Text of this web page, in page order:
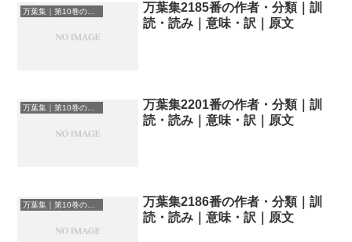
万葉集｜第10巻の和歌一覧
万葉集2185番の作者・分類｜訓
読・読み｜意味・訳｜原文
万葉集｜第10巻の和歌一覧
万葉集2201番の作者・分類｜訓
読・読み｜意味・訳｜原文
万葉集｜第10巻の和歌一覧
万葉集2186番の作者・分類｜訓
読・読み｜意味・訳｜原文